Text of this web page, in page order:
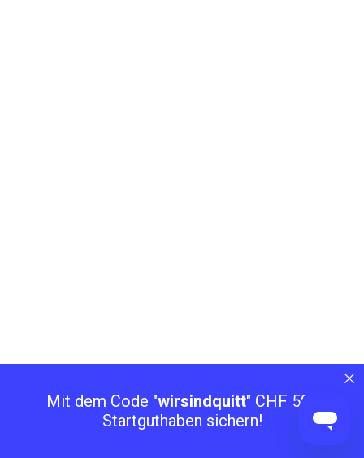
Mit dem Code "wirsindquitt" CHF 50.-
Startguthaben sichern!